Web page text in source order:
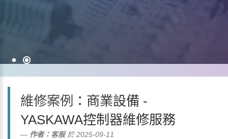
維修案例 ：商業設備 -
YASKAWA控制器維修服務
作者： 客服於 2025-09-11